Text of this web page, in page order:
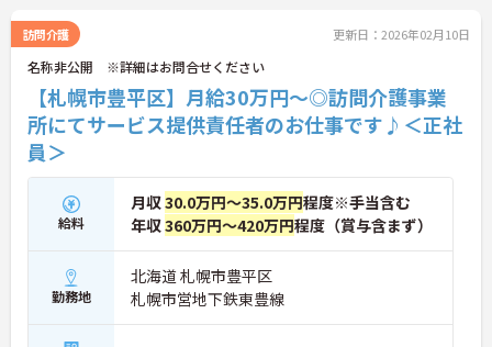
訪問介護 更新日：2026年02月10日
名称非公開 ※詳細はお問合せください
【札幌市豊平区】月給30万円～◎訪問介護事業
所にてサービス提供責任者のお仕事です♪＜正社
員＞
給料
月収30.0万円～35.0万円程度※手当含む
年収360万円～420万円程度（賞与含まず）
勤務地
北海道 札幌市豊平区
札幌市営地下鉄東豊線